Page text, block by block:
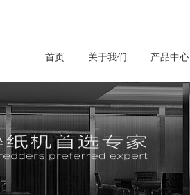
首页 关于我们 产品中心